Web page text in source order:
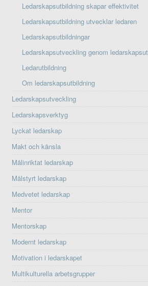
Ledarskapsutbildning skapar effektivitet
Ledarskapsutbildning utvecklar ledaren
Ledarskapsutbildningar
Ledarskapsutveckling genom
Ledarutbildning
Om ledarskapsutbildning
Ledarskapsutveckling
Ledarskapsverktyg
Lyckat ledarskap
Makt och känsla
Målinriktat ledarskap
Målstyrt ledarskap
Medvetet ledarskap
Mentor
Mentorskap
Modernt ledarskap
Motivation i ledarskapet
Multikulturella arbetsgrupper